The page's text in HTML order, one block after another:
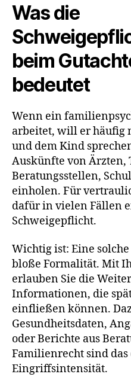
Was die
beim
bedeutet
Wenn ein
arbeitet, will er häufig
und dem Kind
Auskünfte von Ärzten,
Beratungsstellen,
einholen. Für
dafür in vielen Fällen
Schweigepflicht.
Wichtig ist: Eine
bloße Formalität. Mit
erlauben Sie die
Informationen, die
einfließen können.
Gesundheitsdaten,
oder Berichte aus
Familienrecht sind
Eingriffsintensität.